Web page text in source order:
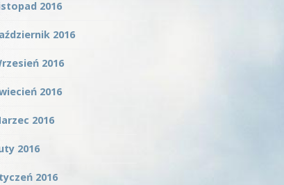
2016
2016
2016
2016
2016
2016
2016